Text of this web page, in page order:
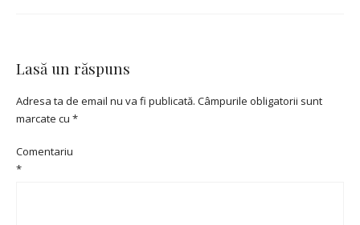
Lasă un răspuns
Adresa ta de email nu va fi publicată. Câmpurile obligatorii sunt
marcate cu *
Comentariu
*